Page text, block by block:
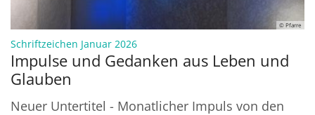
© Pfarre
Schriftzeichen Januar 2026:
Impulse und Gedanken aus Leben und
Glauben
Neuer Untertitel - Monatlicher Impuls von den